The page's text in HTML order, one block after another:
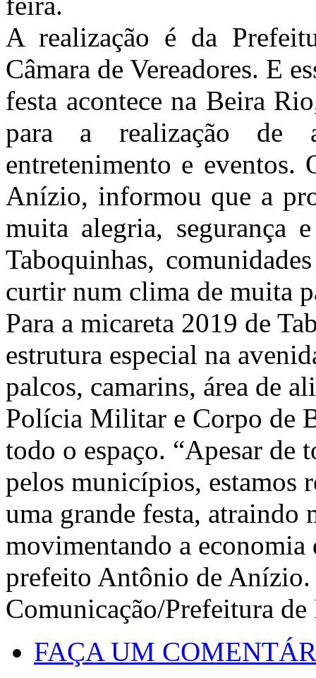
A realização é da
Câmara de Vereadores. E
festa acontece na Beira
para a realização de
entretenimento e
Anízio, informou que a
muita alegria, segurança
Taboquinhas,
curtir num clima de muita
Para a micareta 2019 de
estrutura especial na
palcos, camarins, área de
Polícia Militar e Corpo de
todo o espaço. “Apesar de
pelos municípios, estamos
uma grande festa, atraindo
movimentando a
prefeito Antônio de
Comunicação/Prefeitura de
FAÇA UM